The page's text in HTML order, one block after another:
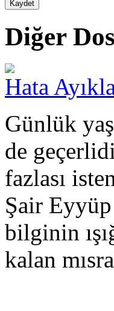
Diğer
Hata
Günlük
de
fazlası
Şair
bilginin
kalan